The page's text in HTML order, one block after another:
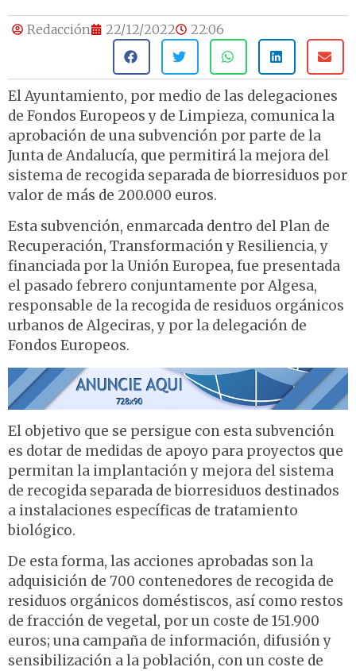
Redacción 22/12/2022 22:06
El Ayuntamiento, por medio de las delegaciones
de Fondos Europeos y de Limpieza, comunica la
aprobación de una subvención por parte de la
Junta de Andalucía, que permitirá la mejora del
sistema de recogida separada de biorresiduos por
valor de más de 200.000 euros.
Esta subvención, enmarcada dentro del Plan de
Recuperación, Transformación y Resiliencia, y
financiada por la Unión Europea, fue presentada
el pasado febrero conjuntamente por Algesa,
responsable de la recogida de residuos orgánicos
urbanos de Algeciras, y por la delegación de
Fondos Europeos.
El objetivo que se persigue con esta subvención
es dotar de medidas de apoyo para proyectos que
permitan la implantación y mejora del sistema
de recogida separada de biorresiduos destinados
a instalaciones específicas de tratamiento
biológico.
De esta forma, las acciones aprobadas son la
adquisición de 700 contenedores de recogida de
residuos orgánicos doméstiscos, así como restos
de fracción de vegetal, por un coste de 151.900
euros; una campaña de información, difusión y
sensibilización a la población, con un coste de